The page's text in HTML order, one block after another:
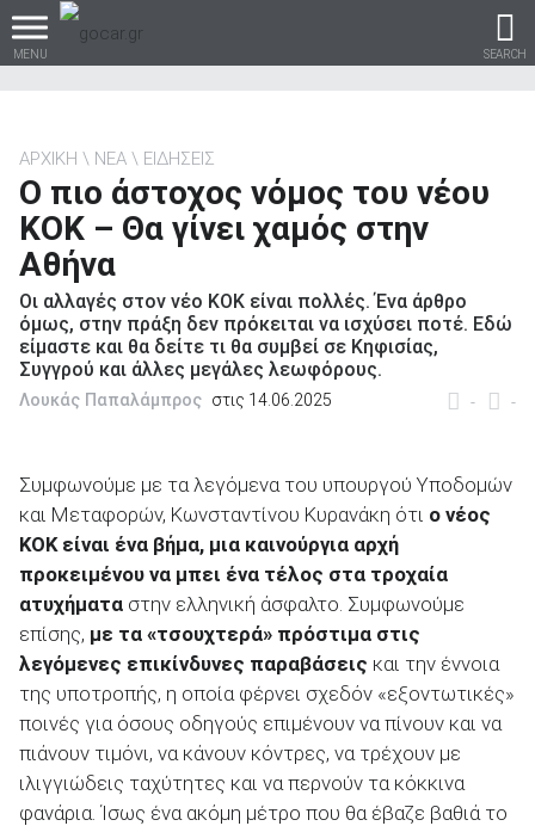
MENU SEARCH
Βρες τα πάντα για το
αυτοκίνητο!
βρες το!
Καινούρια
ΑΝΑΖΗΤΗΣΗ
Μεταχειρισμένα
ΑΡΧΙΚΗ ΝΕΑ ΕΙΔΗΣΕΙΣ
Ο πιο άστοχος νόμος του νέου
ΚΟΚ – Θα γίνει χαμός στην
Αθήνα
Οι αλλαγές στον νέο ΚΟΚ είναι πολλές. Ένα άρθρο
όμως, στην πράξη δεν πρόκειται να ισχύσει ποτέ. Εδώ
είμαστε και θα δείτε τι θα συμβεί σε Κηφισίας,
Συγγρού και άλλες μεγάλες λεωφόρους.
- -
Λουκάς Παπαλάμπρος στις 14.06.2025
Συμφωνούμε με τα λεγόμενα του υπουργού Υποδομών
και Μεταφορών, Κωνσταντίνου Κυρανάκη ότι ο νέος
ΚΟΚ είναι ένα βήμα, μια καινούργια αρχή
προκειμένου να μπει ένα τέλος στα τροχαία
ατυχήματα στην ελληνική άσφαλτο. Συμφωνούμε
επίσης, με τα «τσουχτερά» πρόστιμα στις
λεγόμενες επικίνδυνες παραβάσεις και την έννοια
της υποτροπής, η οποία φέρνει σχεδόν «εξοντωτικές»
ποινές για όσους οδηγούς επιμένουν να πίνουν και να
πιάνουν τιμόνι, να κάνουν κόντρες, να τρέχουν με
ιλιγγιώδεις ταχύτητες και να περνούν τα κόκκινα
φανάρια. Ίσως ένα ακόμη μέτρο που θα έβαζε βαθιά το